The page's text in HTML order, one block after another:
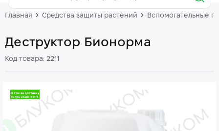
Главная Средства защиты растений Вспомогательные
Деструктор Бионорма
Код товара: 2211